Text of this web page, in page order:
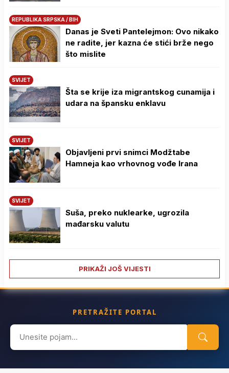
REPUBLIKA SRPSKA / BIH
Danas je Sveti Pantelejmon: Ovo nikako
ne radite, jer kazna će stići brže nego
što mislite
SVIJET
Šta se krije iza migrantskog cunamija i
udara na špansku enklavu
SVIJET
Objavljeni prvi snimci Modžtabe
Hamneja kao vrhovnog vođe Irana
SVIJET
Suša, preko nuklearke, ugrozila
mađarsku valutu
PRIKAŽI JOŠ VIJESTI
PRETRAŽITE PORTAL
Search
for: